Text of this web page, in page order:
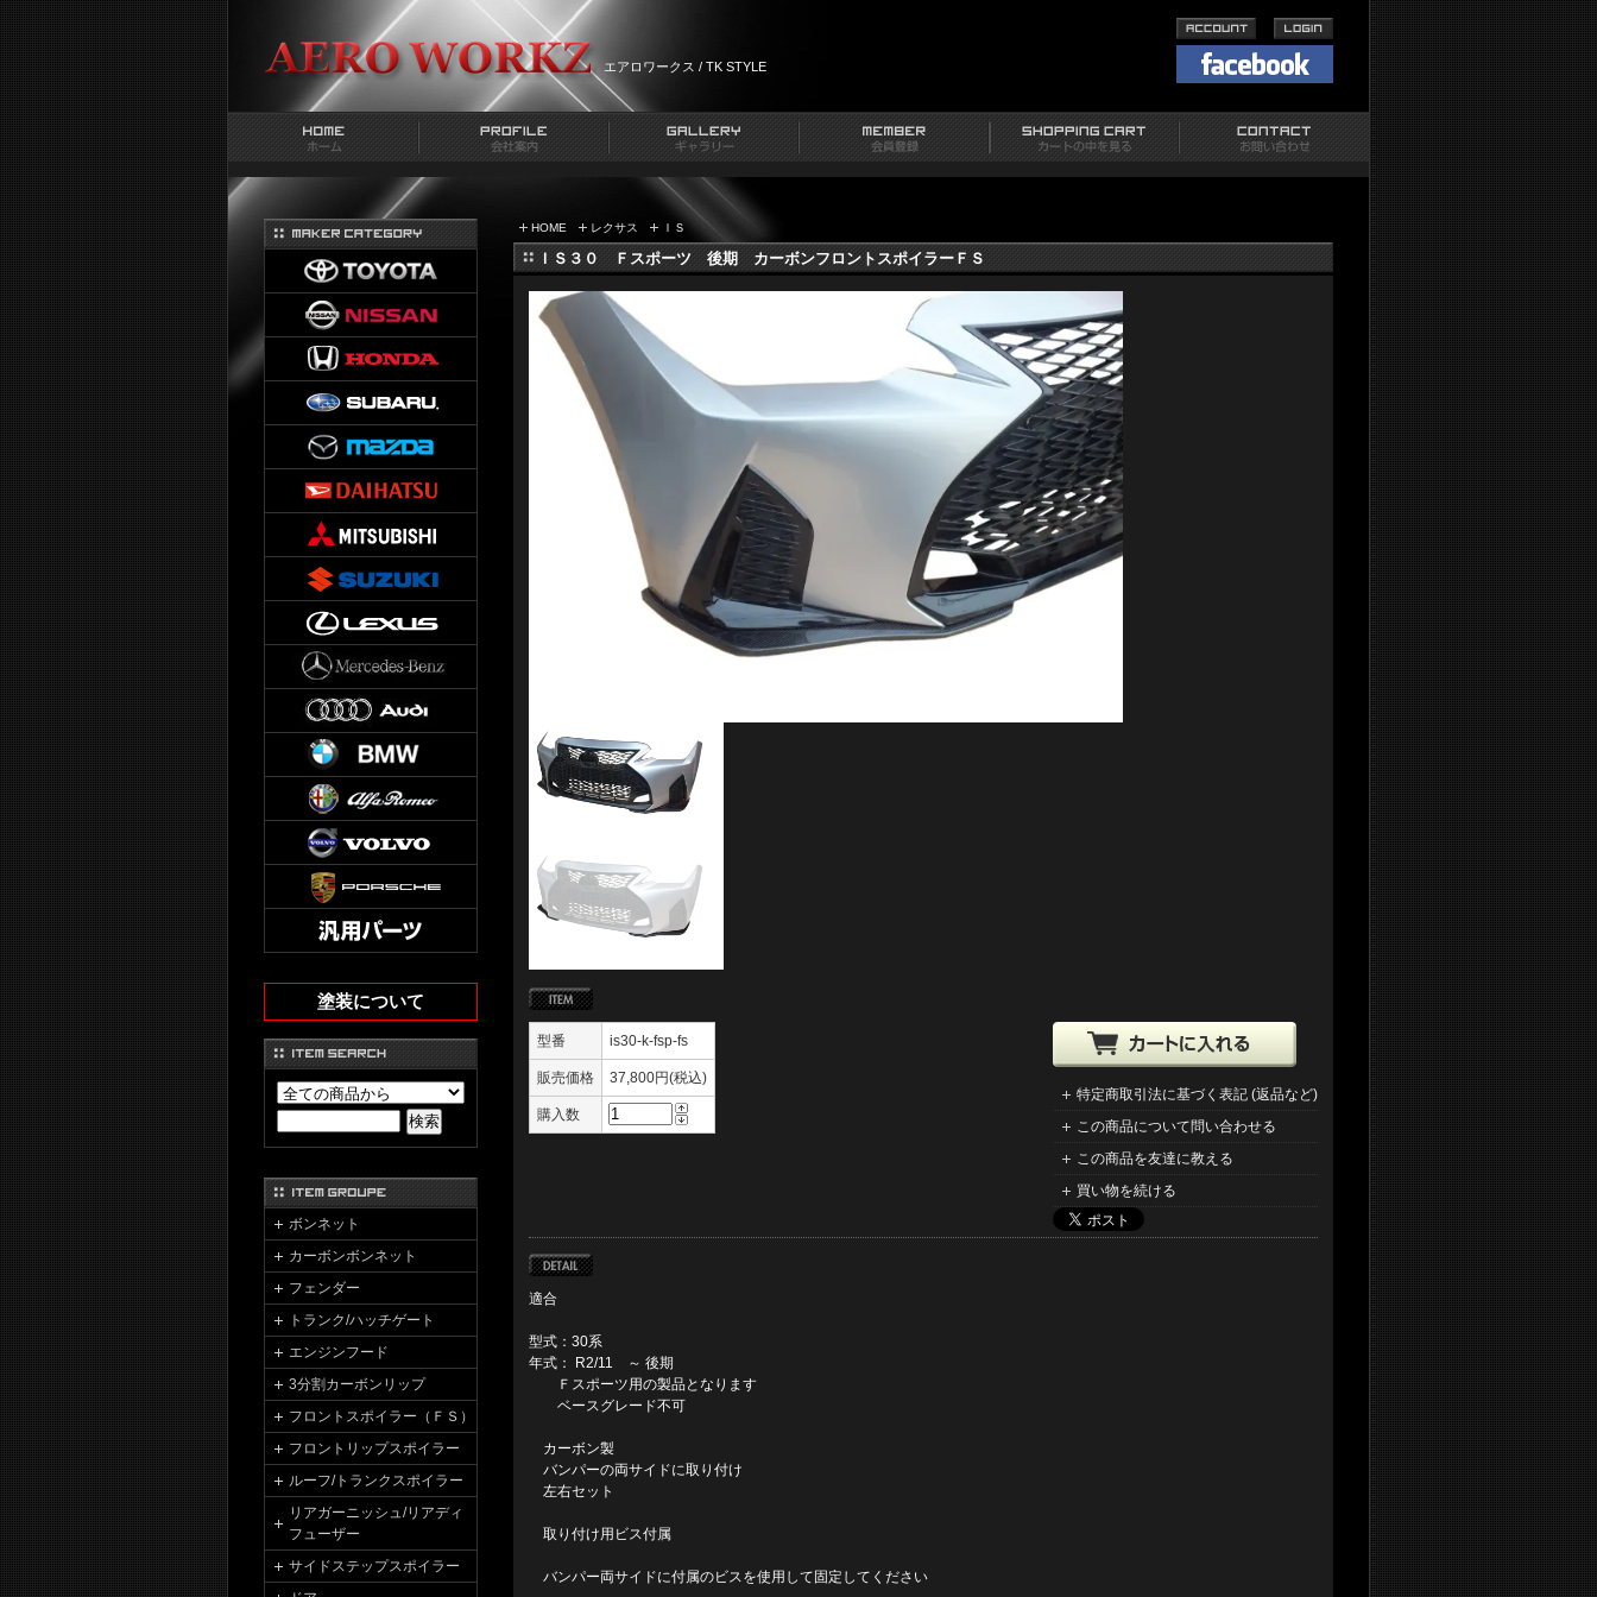
エアロワークス / TK STYLE
HOME レクサス ＩＳ
ＩＳ３０ Ｆスポーツ 後期 カーボンフロントスポイラーＦＳ
型番 is30-k-fsp-fs
販売価格 37,800円(税込)
購入数
特定商取引法に基づく表記 (返品など)
この商品について問い合わせる
この商品を友達に教える
買い物を続ける
適合
型式：30系
年式： R2/11 ～ 後期
Ｆスポーツ用の製品となります
ベースグレード不可
カーボン製
バンパーの両サイドに取り付け
左右セット
取り付け用ビス付属
バンパー両サイドに付属のビスを使用して固定してください
塗装について
ボンネット
カーボンボンネット
フェンダー
トランク/ハッチゲート
エンジンフード
3分割カーボンリップ
フロントスポイラー（ＦＳ）
フロントリップスポイラー
ルーフ/トランクスポイラー
リアガーニッシュ/リアディ
フューザー
サイドステップスポイラー